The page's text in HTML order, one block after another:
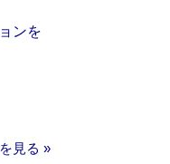
ンを
見る »